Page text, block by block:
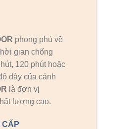
phong phú về
gian chống
120 phút hoặc
dày của cánh
là đơn vị
lượng cao.
CẤP